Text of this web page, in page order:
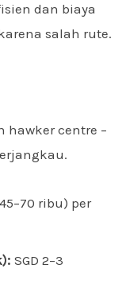
dan biaya
salah rute.
hawker centre –
ribu) per
SGD 2–3